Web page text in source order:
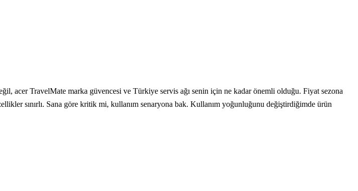
acer TravelMate marka güvencesi ve Türkiye servis ağı senin için ne kadar önemli olduğu. Fiyat sezona
sınırlı. Sana göre kritik mi, kullanım senaryona bak. Kullanım yoğunluğunu değiştirdiğimde ürün